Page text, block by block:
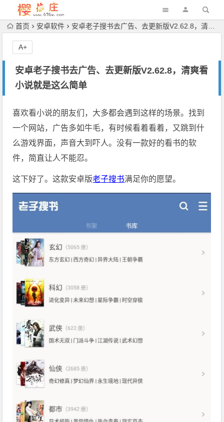
首页 安卓软件 安卓老子搜书去广告、去更新版V2.62.8，清爽看小说就是这么简单
安卓老子搜书去广告、去更新版V2.62.8，清爽看
小说就是这么简单
A+
喜欢看小说的朋友们，大多都会遇到这样的场景。找到
一个网站，广告多如牛毛，有时候看着看着，又跳到什
么游戏界面，声音大到吓人。没有一款好的看书的软
件，简直让人不能忍。
这下好了。这款安卓版老子搜书满足你的愿望。